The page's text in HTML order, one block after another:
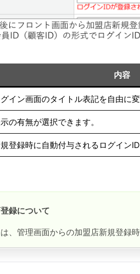
内容
グイン画面のタイトル表記を自由に変
の有無が選択できます。
登録時に自動付与されるログイン
録について
、管理画面からの加盟店新規登録時